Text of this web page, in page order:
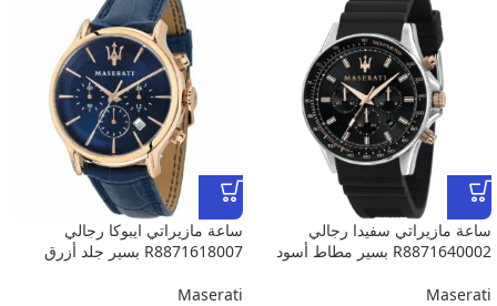
ساعة مازيراتي سفيدا رجالي
R8871640002 بسير مطاط أسود
Maserati
ساعة مازيراتي ايبوكا رجالي
R8871618007 بسير جلد أزرق
Maserati